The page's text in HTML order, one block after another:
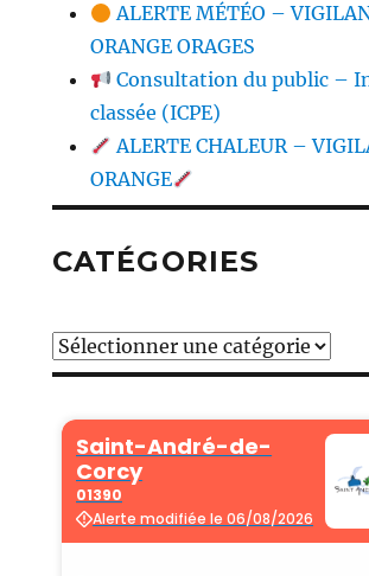
ALERTE MÉTÉO –
ORANGE ORAGES
Consultation du public –
classée (ICPE)
ALERTE CHALEUR –
ORANGE
CATÉGORIES
Catégories